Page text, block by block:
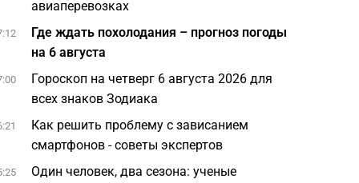
авиаперевозках
Где ждать похолодания – прогноз погоды
на 6 августа
Гороскоп на четверг 6 августа 2026 для
всех знаков Зодиака
Как решить проблему с зависанием
смартфонов - советы экспертов
Один человек, два сезона: ученые